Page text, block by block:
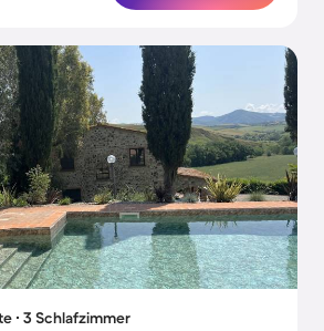
∙ 3 Schlafzimmer